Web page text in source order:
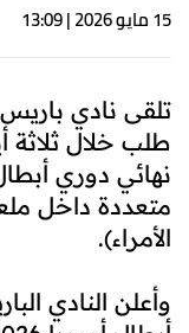
15 مايو 2026 | 13:09
طلب خلال
نهائي دوري
متعددة داخل
الأمراء).
وأعلن النادي